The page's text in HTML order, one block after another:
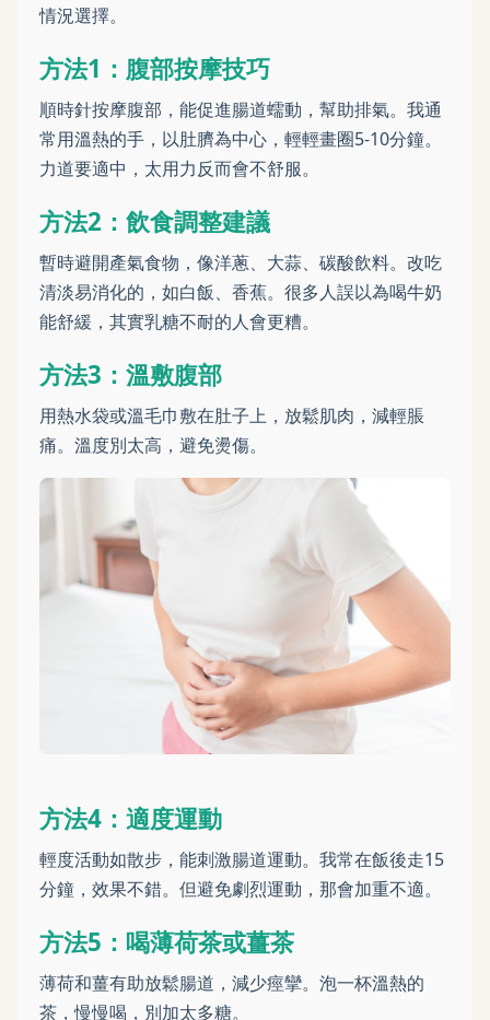
情況選擇。
方法1：腹部按摩技巧
順時針按摩腹部，能促進腸道蠕動，幫助排氣。我通
常用溫熱的手，以肚臍為中心，輕輕畫圈5-10分鐘。
力道要適中，太用力反而會不舒服。
方法2：飲食調整建議
暫時避開產氣食物，像洋蔥、大蒜、碳酸飲料。改吃
清淡易消化的，如白飯、香蕉。很多人誤以為喝牛奶
能舒緩，其實乳糖不耐的人會更糟。
方法3：溫敷腹部
用熱水袋或溫毛巾敷在肚子上，放鬆肌肉，減輕脹
痛。溫度別太高，避免燙傷。
方法4：適度運動
輕度活動如散步，能刺激腸道運動。我常在飯後走15
分鐘，效果不錯。但避免劇烈運動，那會加重不適。
方法5：喝薄荷茶或薑茶
薄荷和薑有助放鬆腸道，減少痙攣。泡一杯溫熱的
茶，慢慢喝，別加太多糖。